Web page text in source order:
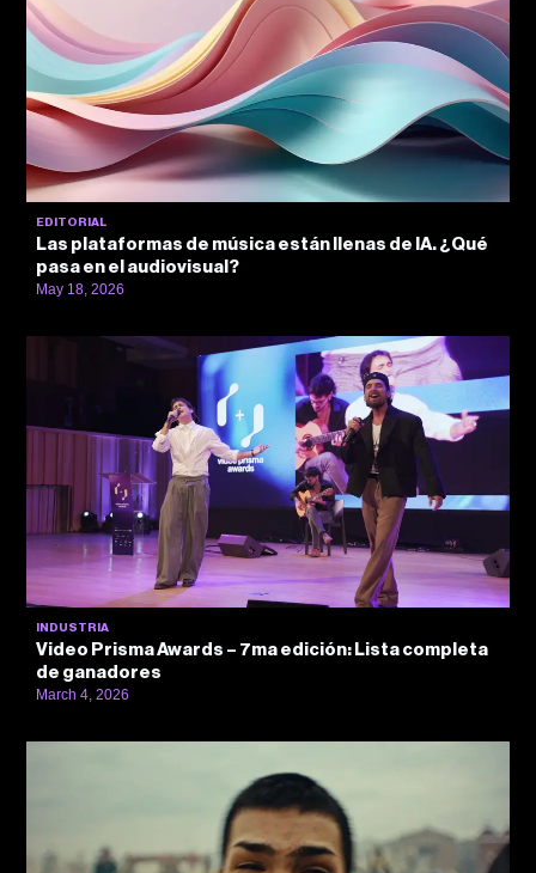
EDITORIAL
Las plataformas de música están llenas de IA. ¿Qué
pasa en el audiovisual?
May 18, 2026
INDUSTRIA
Video Prisma Awards – 7ma edición: Lista completa
de ganadores
March 4, 2026